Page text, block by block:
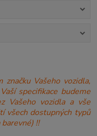
Vašeho vozidla,
specifikace budeme
Vašeho vozidla a vše
všech dostupných typů
!!